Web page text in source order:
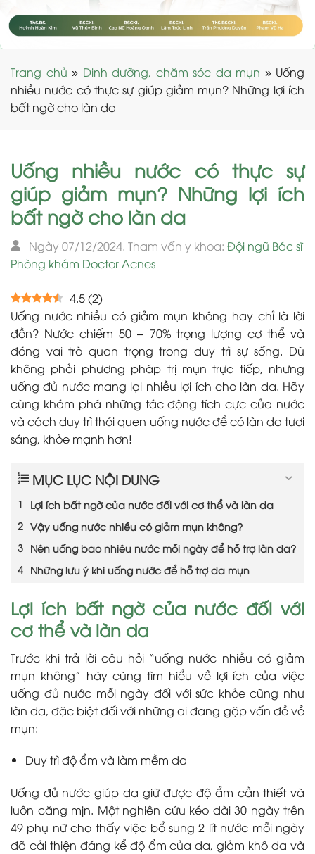
Trang chủ » Dinh dưỡng, chăm sóc da mụn » Uống
nhiều nước có thực sự giúp giảm mụn? Những lợi ích
bất ngờ cho làn da
Uống nhiều nước có thực sự
giúp giảm mụn? Những lợi ích
bất ngờ cho làn da
Ngày 07/12/2024. Tham vấn y khoa: Đội ngũ Bác sĩ
Phòng khám Doctor Acnes
4.5(2)
Uống nước nhiều có giảm mụn không hay chỉ là lời
đồn? Nước chiếm 50 – 70% trọng lượng cơ thể và
đóng vai trò quan trọng trong duy trì sự sống. Dù
không phải phương pháp trị mụn trực tiếp, nhưng
uống đủ nước mang lại nhiều lợi ích cho làn da. Hãy
cùng khám phá những tác động tích cực của nước
và cách duy trì thói quen uống nước để có làn da tươi
sáng, khỏe mạnh hơn!
MỤC LỤC NỘI DUNG
Lợi ích bất ngờ của nước đối với cơ thể và làn da
Vậy uống nước nhiều có giảm mụn không?
Nên uống bao nhiêu nước mỗi ngày để hỗ trợ làn da?
Những lưu ý khi uống nước để hỗ trợ da mụn
Lợi ích bất ngờ của nước đối với
cơ thể và làn da
Trước khi trả lời câu hỏi “uống nước nhiều có giảm
mụn không” hãy cùng tìm hiểu về lợi ích của việc
uống đủ nước mỗi ngày đối với sức khỏe cũng như
làn da, đặc biệt đối với những ai đang gặp vấn đề về
mụn:
Duy trì độ ẩm và làm mềm da
Uống đủ nước giúp da giữ được độ ẩm cần thiết và
luôn căng mịn. Một nghiên cứu kéo dài 30 ngày trên
49 phụ nữ cho thấy việc bổ sung 2 lít nước mỗi ngày
đã cải thiện đáng kể độ ẩm của da, giảm khô da và